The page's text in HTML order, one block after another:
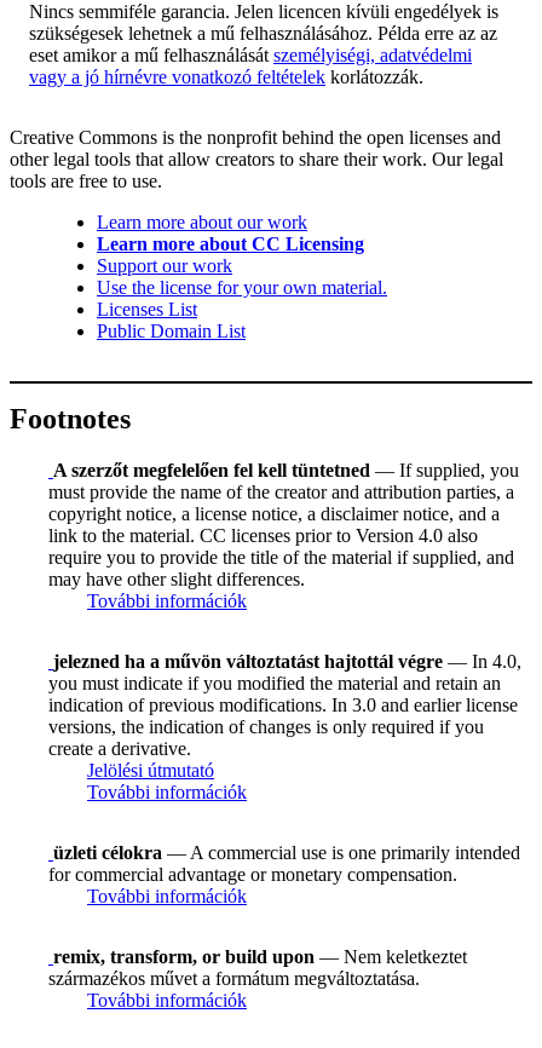
Nincs semmiféle garancia. Jelen licencen kívüli engedélyek is
szükségesek lehetnek a mű felhasználásához. Példa erre az az
eset amikor a mű felhasználását személyiségi, adatvédelmi
vagy a jó hírnévre vonatkozó feltételek korlátozzák.
Creative Commons is the nonprofit behind the open licenses and
other legal tools that allow creators to share their work. Our legal
tools are free to use.
Learn more about our work
Learn more about CC Licensing
Support our work
Use the license for your own material.
Licenses List
Public Domain List
Footnotes
A szerzőt megfelelően fel kell tüntetned — If supplied, you
must provide the name of the creator and attribution parties, a
copyright notice, a license notice, a disclaimer notice, and a
link to the material. CC licenses prior to Version 4.0 also
require you to provide the title of the material if supplied, and
may have other slight differences.
További információk
jelezned ha a művön változtatást hajtottál végre — In 4.0,
you must indicate if you modified the material and retain an
indication of previous modifications. In 3.0 and earlier license
versions, the indication of changes is only required if you
create a derivative.
Jelölési útmutató
További információk
üzleti célokra — A commercial use is one primarily intended
for commercial advantage or monetary compensation.
További információk
remix, transform, or build upon — Nem keletkeztet
származékos művet a formátum megváltoztatása.
További információk